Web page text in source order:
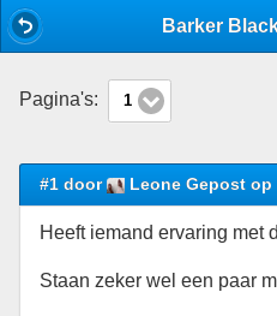
Pagina's: 1
#1 door Leone Gepost op
Heeft iemand ervaring met
Staan zeker wel een paar